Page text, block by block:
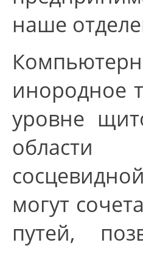
наше
инородное
уровне
области
могут
путей,